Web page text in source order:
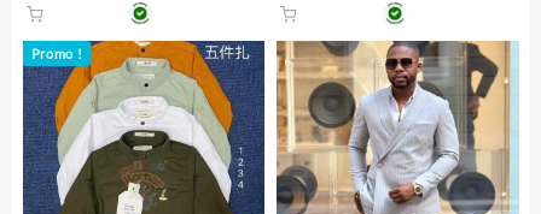
sur
5
sur
5
Promo !